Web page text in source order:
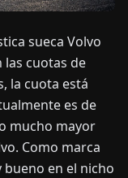
sueca Volvo
las cuotas de
la cuota está
es de
mucho mayor
Como marca
en el nicho